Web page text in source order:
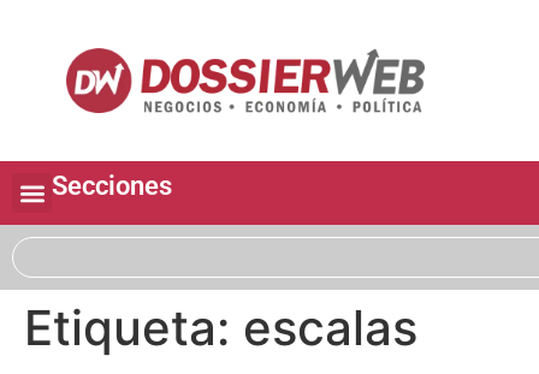
Secciones
Etiqueta: escalas